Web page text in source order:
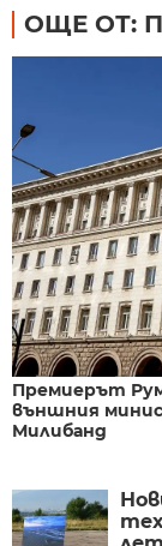
ОЩЕ ОТ:
Премиерът
външния
Милибанд